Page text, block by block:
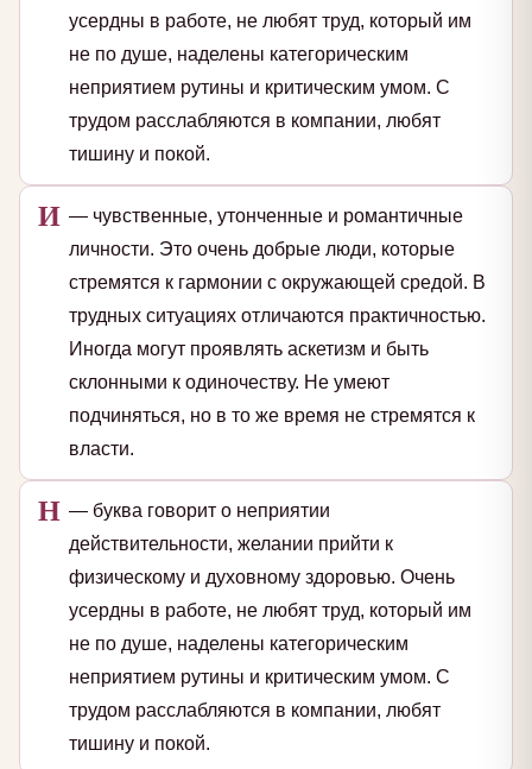
усердны в работе, не любят труд, который им
не по душе, наделены категорическим
неприятием рутины и критическим умом. С
трудом расслабляются в компании, любят
тишину и покой.
И — чувственные, утонченные и романтичные
личности. Это очень добрые люди, которые
стремятся к гармонии с окружающей средой. В
трудных ситуациях отличаются практичностью.
Иногда могут проявлять аскетизм и быть
склонными к одиночеству. Не умеют
подчиняться, но в то же время не стремятся к
власти.
Н — буква говорит о неприятии
действительности, желании прийти к
физическому и духовному здоровью. Очень
усердны в работе, не любят труд, который им
не по душе, наделены категорическим
неприятием рутины и критическим умом. С
трудом расслабляются в компании, любят
тишину и покой.